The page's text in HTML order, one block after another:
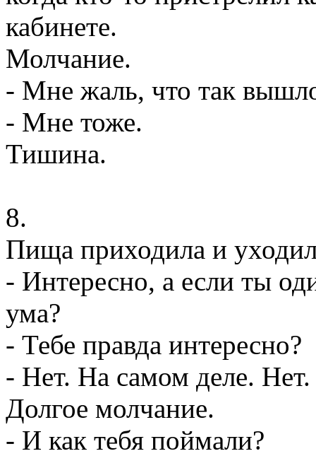
кабинете.
Молчание.
- Мне жаль, что так
- Мне тоже.
Тишина.
8.
Пища приходила и
- Интересно, а если ты
ума?
- Тебе правда интересно?
- Нет. На самом деле. Нет.
Долгое молчание.
- И как тебя поймали?